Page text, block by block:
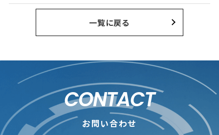
一覧に戻る
CONTACT
お問い合わせ